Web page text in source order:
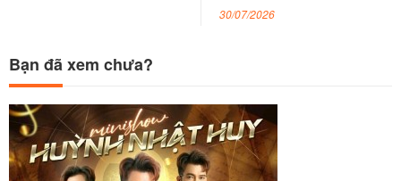
30/07/2026
Bạn đã xem chưa?